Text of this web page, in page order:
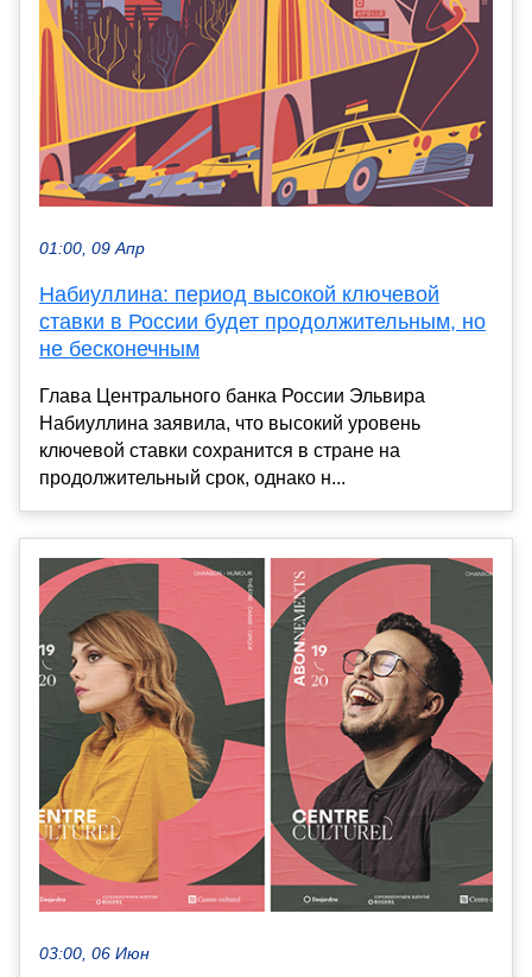
01:00, 09 Апр
Набиуллина: период высокой ключевой
ставки в России будет продолжительным, но
не бесконечным
Глава Центрального банка России Эльвира
Набиуллина заявила, что высокий уровень
ключевой ставки сохранится в стране на
продолжительный срок, однако н...
03:00, 06 Июн